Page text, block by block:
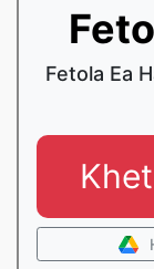
Fetola Ea